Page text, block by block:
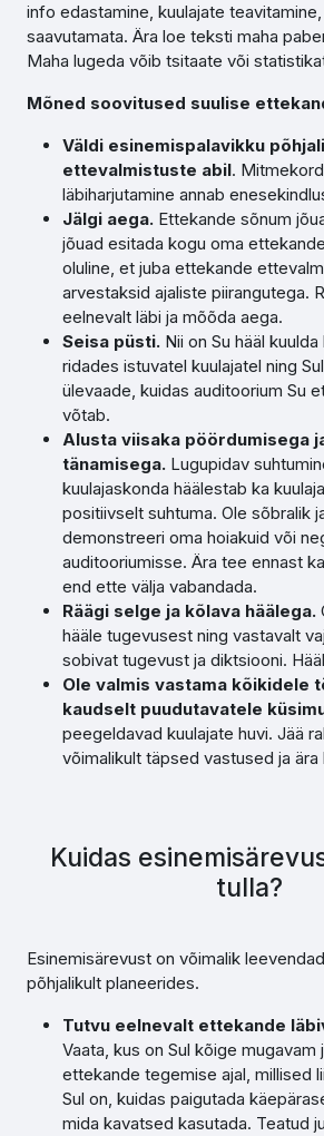
info edastamine, kuulajate
saavutamata. Ära loe teksti maha
Maha lugeda võib tsitaate või
Mõned soovitused suulise
Väldi esinemispalavikku
ettevalmistuste abil.
läbiharjutamine annab
Jälgi aega. Ettekande sõnum
jõuad esitada kogu oma
oluline, et juba ettekande
arvestaksid ajaliste piirangutega.
eelnevalt läbi ja mõõda aega.
Seisa püsti. Nii on Su hääl
ridades istuvatel kuulajatel ning
ülevaade, kuidas auditoorium Su
võtab.
Alusta viisaka pöördumisega
tänamisega. Lugupidav
kuulajaskonda häälestab ka
positiivselt suhtuma. Ole sõbralik
demonstreeri oma hoiakuid või
auditooriumisse. Ära tee ennast
end ette välja vabandada.
Räägi selge ja kõlava häälega.
hääle tugevusest ning vastavalt
sobivat tugevust ja diktsiooni.
Ole valmis vastama kõikidele
kaudselt puudutavatele
peegeldavad kuulajate huvi. Jää
võimalikult täpsed vastused ja
Kuidas
tulla?
Esinemisärevust on võimalik
põhjalikult planeerides.
Tutvu eelnevalt ettekande
Vaata, kus on Sul kõige
ettekande tegemise ajal, millised
Sul on, kuidas paigutada
mida kavatsed kasutada. Teatud